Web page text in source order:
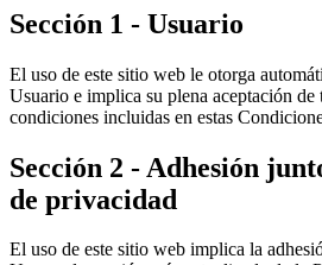
Sección 1 - Usuario
El uso de este sitio web le otorga
Usuario e implica su plena aceptación de
condiciones incluidas en estas
Sección 2 - Adhesión
de privacidad
El uso de este sitio web implica la